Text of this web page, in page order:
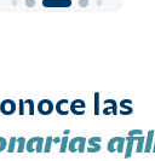
las